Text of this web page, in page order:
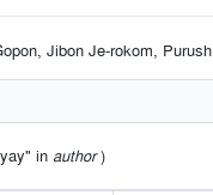
Jibon Je-rokom, Purush
in author)